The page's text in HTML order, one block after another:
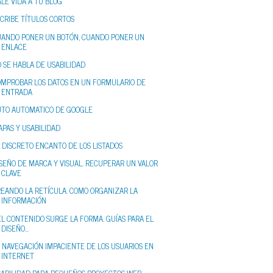
TÍTULOS CORTOS
PONER UN BOTÓN, CUANDO PONER UN
ENLACE
SE HABLA DE USABILIDAD
LOS DATOS EN UN FORMULARIO DE
ENTRADA
AUTOMATICO DE GOOGLE
Y USABILIDAD
ENCANTO DE LOS LISTADOS
DE MARCA Y VISUAL. RECUPERAR UN VALOR
CLAVE
LA RETÍCULA. COMO ORGANIZAR LA
INFORMACIÓN
CONTENIDO SURGE LA FORMA. GUÍAS PARA EL
DISEÑO...
IMPACIENTE DE LOS USUARIOS EN
INTERNET